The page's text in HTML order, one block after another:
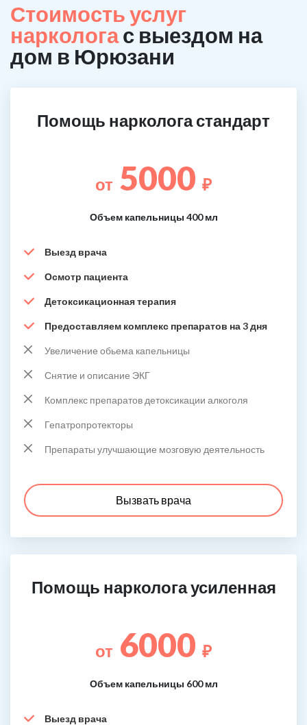
Стоимость услуг
наркологас выездом на
дом в Юрюзани
Помощь нарколога стандарт
от 5000 ₽
Объем капельницы 400 мл
Выезд врача
Осмотр пациента
Детоксикационная терапия
Предоставляем комплекс препаратов на 3 дня
Увеличение обьема капельницы
Снятие и описание ЭКГ
Комплекс препаратов детоксикации алкоголя
Гепатропротекторы
Препараты улучшающие мозговую деятельность
Вызвать врача
Помощь нарколога усиленная
от 6000 ₽
Объем капельницы 600 мл
Выезд врача